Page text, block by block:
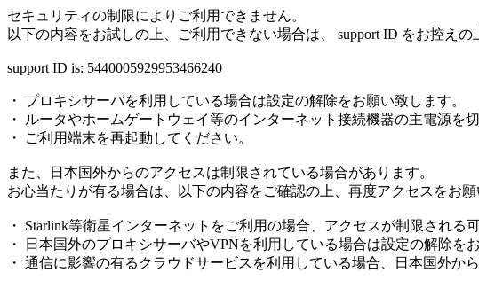
セキュリティの制限によりご利用できません。
以下の内容をお試しの上、ご利用できない場合は、 support ID をお控えの
support ID is: 5440005929953466240
・ プロキシサーバを利用している場合は設定の解除をお願い致します。
・ ルータやホームゲートウェイ等のインターネット接続機器の主電源を
・ ご利用端末を再起動してください。
また、日本国外からのアクセスは制限されている場合があります。
お心当たりが有る場合は、以下の内容をご確認の上、再度アクセスをお願
・ Starlink等衛星インターネットをご利用の場合、アクセスが制限され
・ 日本国外のプロキシサーバやVPNを利用している場合は設定の解除を
・ 通信に影響の有るクラウドサービスを利用している場合、日本国外か